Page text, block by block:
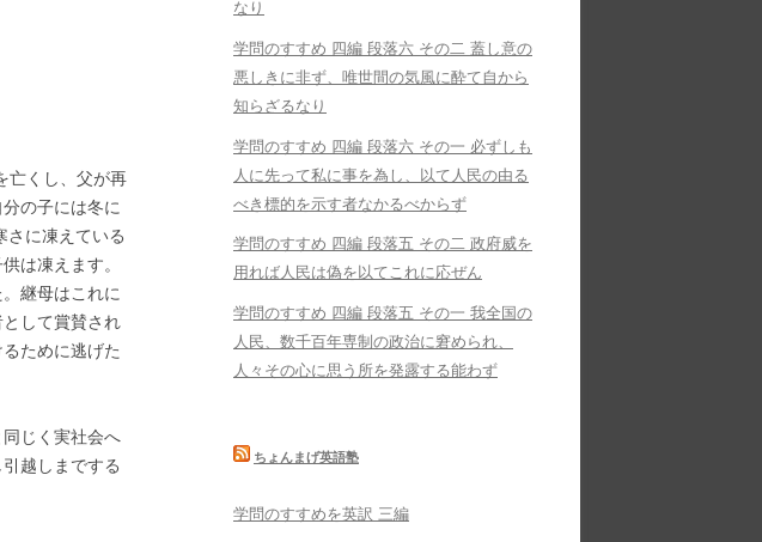
亡くし、父が再
の子には冬に
さに凍えている
は凍えます。
継母はこれに
して賞賛され
ために逃げた
じく実社会へ
越しまでする
なり
学問のすすめ 四編 段落六 その二 蓋し意の
悪しきに非ず、唯世間の気風に酔て自から
知らざるなり
学問のすすめ 四編 段落六 その一 必ずしも
人に先って私に事を為し、以て人民の由る
べき標的を示す者なかるべからず
学問のすすめ 四編 段落五 その二 政府威を
用れば人民は偽を以てこれに応ぜん
学問のすすめ 四編 段落五 その一 我全国の
人民、数千百年専制の政治に窘められ、
人々その心に思う所を発露する能わず
ちょんまげ英語塾
学問のすすめを英訳 三編